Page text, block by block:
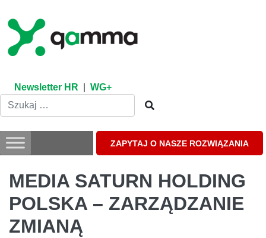
content
Newsletter HR WG+
ZAPYTAJ O NASZE ROZWIĄZANIA
MEDIA SATURN HOLDING
POLSKA – ZARZĄDZANIE
ZMIANĄ